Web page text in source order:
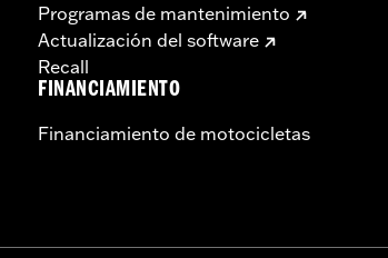
Programas de mantenimiento
Actualización del software
Recall
FINANCIAMIENTO
Financiamiento de motocicletas